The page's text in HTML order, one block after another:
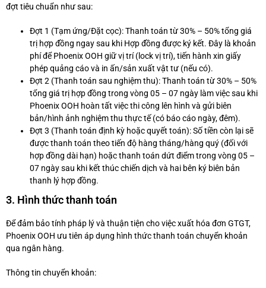
đợt tiêu chuẩn như sau:
Đợt 1 (Tạm ứng/Đặt cọc): Thanh toán từ 30% – 50% tổng giá
trị hợp đồng ngay sau khi Hợp đồng được ký kết. Đây là khoản
phí để Phoenix OOH giữ vị trí (lock vị trí), tiến hành xin giấy
phép quảng cáo và in ấn/sản xuất vật tư (nếu có).
Đợt 2 (Thanh toán sau nghiệm thu): Thanh toán từ 30% – 50%
tổng giá trị hợp đồng trong vòng 05 – 07 ngày làm việc sau khi
Phoenix OOH hoàn tất việc thi công lên hình và gửi biên
bản/hình ảnh nghiệm thu thực tế (có báo cáo ngày, đêm).
Đợt 3 (Thanh toán định kỳ hoặc quyết toán): Số tiền còn lại sẽ
được thanh toán theo tiến độ hàng tháng/hàng quý (đối với
hợp đồng dài hạn) hoặc thanh toán dứt điểm trong vòng 05 –
07 ngày sau khi kết thúc chiến dịch và hai bên ký biên bản
thanh lý hợp đồng.
3. Hình thức thanh toán
Để đảm bảo tính pháp lý và thuận tiện cho việc xuất hóa đơn GTGT,
Phoenix OOH ưu tiên áp dụng hình thức thanh toán chuyển khoản
qua ngân hàng.
Thông tin chuyển khoản: